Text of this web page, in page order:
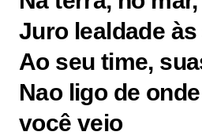
Juro lealdade
Ao seu time,
Nao ligo de
você veio